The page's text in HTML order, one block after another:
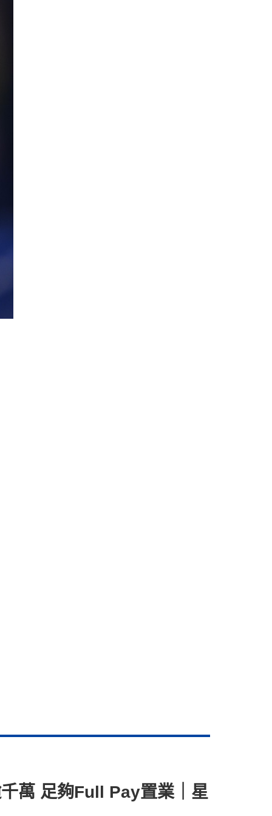
萬 足夠Full Pay置業｜星